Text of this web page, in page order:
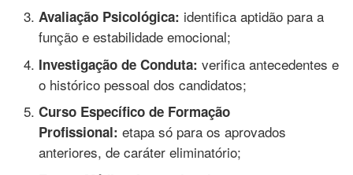
Avaliação Psicológica: identifica aptidão para a
função e estabilidade emocional;
Investigação de Conduta: verifica antecedentes e
o histórico pessoal dos candidatos;
Curso Específico de Formação
Profissional: etapa só para os aprovados
anteriores, de caráter eliminatório;